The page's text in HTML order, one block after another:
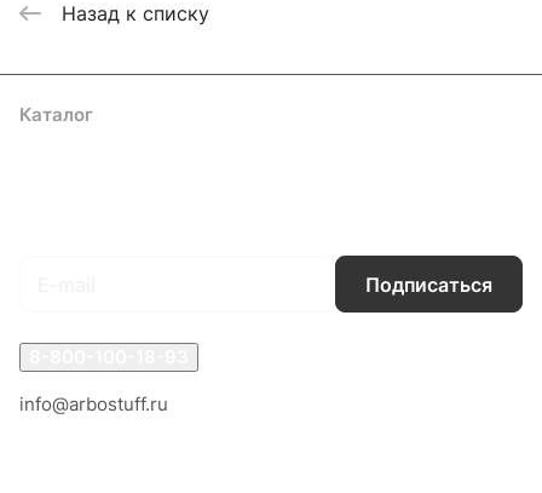
Назад к списку
Каталог
Подписаться
info@arbostuff.ru